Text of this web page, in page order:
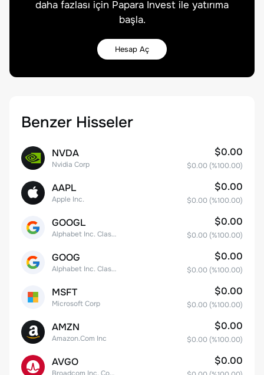
daha fazlası için Papara Invest ile yatırıma
başla.
Hesap Aç
Benzer Hisseler
NVDA
Nvidia Corp
$0.00
$0.00 (%100.00)
AAPL
Apple Inc.
$0.00
$0.00 (%100.00)
GOOGL
Alphabet Inc. Class A Common Stock
$0.00
$0.00 (%100.00)
GOOG
Alphabet Inc. Class C Capital Stock
$0.00
$0.00 (%100.00)
MSFT
Microsoft Corp
$0.00
$0.00 (%100.00)
AMZN
Amazon.Com Inc
$0.00
$0.00 (%100.00)
AVGO
Broadcom Inc. Common Stock
$0.00